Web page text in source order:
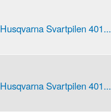
Husqvarna Svartpilen 401...
Husqvarna Svartpilen 401...